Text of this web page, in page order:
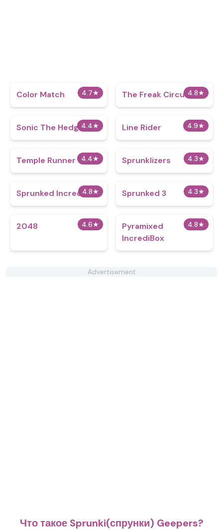
4.7★
Color Match 4.8★
The Freak Circus
4.4★
Sonic The Hedgehog 4.9★
Line Rider
4.4★
Temple Runner 4.3★
Sprunklizers
4.8★
Sprunked IncrediBox 4.3★
Sprunked 3
4.6★
2048 4.8★
Pyramixed
IncrediBox
Advertisement
Что такое Sprunki(спрунки) Geepers?